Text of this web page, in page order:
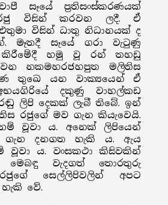
සෑයේ ප්‍රතිසංස්කරණයක්
විසින් කරවන ලදී. ඒ
විසින් ධාතු නිධානයක් ද
මෑතදී සෑයේ ගරා වැටුණු
හමු වූ රන් තහඩු
නකමහරජහපුත මලිතිස
තුඛෙ යන වාක්‍යයෙන් ඒ
දකුණු වාහල්කඩ
ලිපි දෙකක් ලැබී තිබේ. ඉන්
රජුගේ මව ගැන කියැවෙයි.
වූවා ය. අනෙක් ලිපියෙන්
ගැන දනගත හැකි ය. ඇය
වූවා ය. වංසකථා කිසිවකින්
වැදගත් තොරතුරු
සෙල්ලිපිවලින් අපට
වේ.